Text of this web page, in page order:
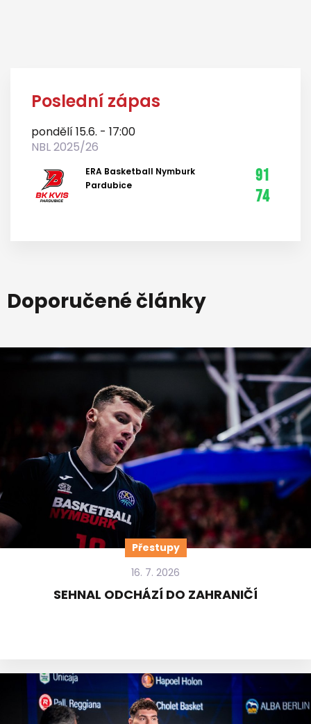
Poslední zápas
pondělí 15.6. - 17:00
NBL 2025/26
ERA Basketball Nymburk
Pardubice
91
74
Doporučené články
Přestupy
16. 7. 2026
SEHNAL ODCHÁZÍ DO ZAHRANIČÍ